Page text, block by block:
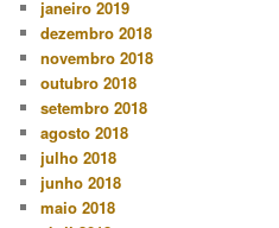
janeiro 2019
dezembro 2018
novembro 2018
outubro 2018
setembro 2018
agosto 2018
julho 2018
junho 2018
maio 2018